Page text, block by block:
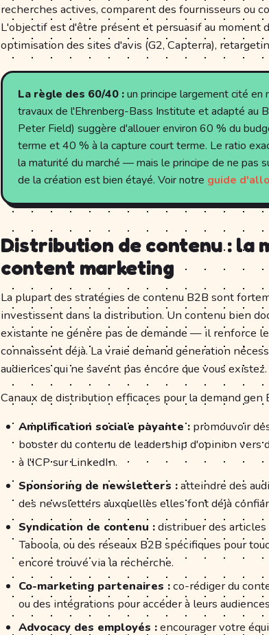
recherches actives, comparent des fournisseurs ou
L'objectif est d'être présent et persuasif au moment
optimisation des sites d'avis (G2, Capterra),
La règle des 60/40 :un principe largement cité en
travaux de l'Ehrenberg-Bass Institute et adapté au
Peter Field) suggère d'allouer environ 60 % du
terme et 40 % à la capture court terme. Le ratio
la maturité du marché — mais le principe de ne pas
de la création est bien étayé. Voir notre guide
Distribution de contenu : la
content marketing
La plupart des stratégies de contenu B2B sont
investissent dans la distribution. Un contenu bien
existante ne génère pas de demande — il renforce
connaissent déjà. La vraie demand generation
audiences qui ne savent pas encore que vous existez.
Canaux de distribution efficaces pour la demand gen
Amplification sociale payante : promouvoir
booster du contenu de leadership d'opinion vers
à l'ICP sur LinkedIn.
Sponsoring de newsletters :atteindre des
des newsletters auxquelles elles font déjà
Syndication de contenu :distribuer des
Taboola, ou des réseaux B2B spécifiques pour
encore trouvé via la recherche.
Co-marketing partenaires :co-rédiger du
ou des intégrations pour accéder à leurs
Advocacy des employés :encourager votre